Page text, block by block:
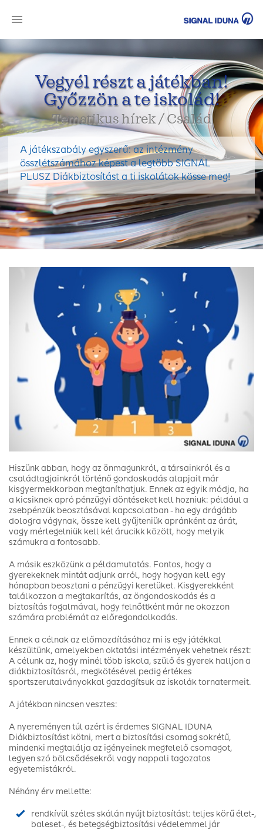
Vegyél részt a játékban!
Győzzön a te iskolád!
Tematikus hírek / Család
A játékszabály egyszerű: az intézmény
összlétszámához képest a legtöbb SIGNAL
PLUSZ Diákbiztosítást a ti iskolátok kösse meg!
Hiszünk abban, hogy az önmagunkról, a társainkról és a
családtagjainkról történő gondoskodás alapjait már
kisgyermekkorban megtaníthatjuk. Ennek az egyik módja, ha
a kicsiknek apró pénzügyi döntéseket kell hozniuk: például a
zsebpénzük beosztásával kapcsolatban - ha egy drágább
dologra vágynak, össze kell gyűjteniük apránként az árát,
vagy mérlegelniük kell két árucikk között, hogy melyik
számukra a fontosabb.
A másik eszközünk a példamutatás. Fontos, hogy a
gyerekeknek mintát adjunk arról, hogy hogyan kell egy
hónapban beosztani a pénzügyi keretüket. Kisgyerekként
találkozzon a megtakarítás, az öngondoskodás és a
biztosítás fogalmával, hogy felnőttként már ne okozzon
számára problémát az előregondolkodás.
Ennek a célnak az előmozdításához mi is egy játékkal
készültünk, amelyekben oktatási intézmények vehetnek részt:
A célunk az, hogy minél több iskola, szülő és gyerek halljon a
diákbiztosításról, megkötésével pedig értékes
sportszerutalványokkal gazdagítsuk az iskolák tornatermeit.
A játékban nincsen vesztes:
A nyereményen túl azért is érdemes SIGNAL IDUNA
Diákbiztosítást kötni, mert a biztosítási csomag sokrétű,
mindenki megtalálja az igényeinek megfelelő csomagot,
legyen szó bölcsődésekről vagy nappali tagozatos
egyetemistákról.
Néhány érv mellette:
rendkívül széles skálán nyújt biztosítást: teljes körű élet-,
baleset-, és betegségbiztosítási védelemmel jár